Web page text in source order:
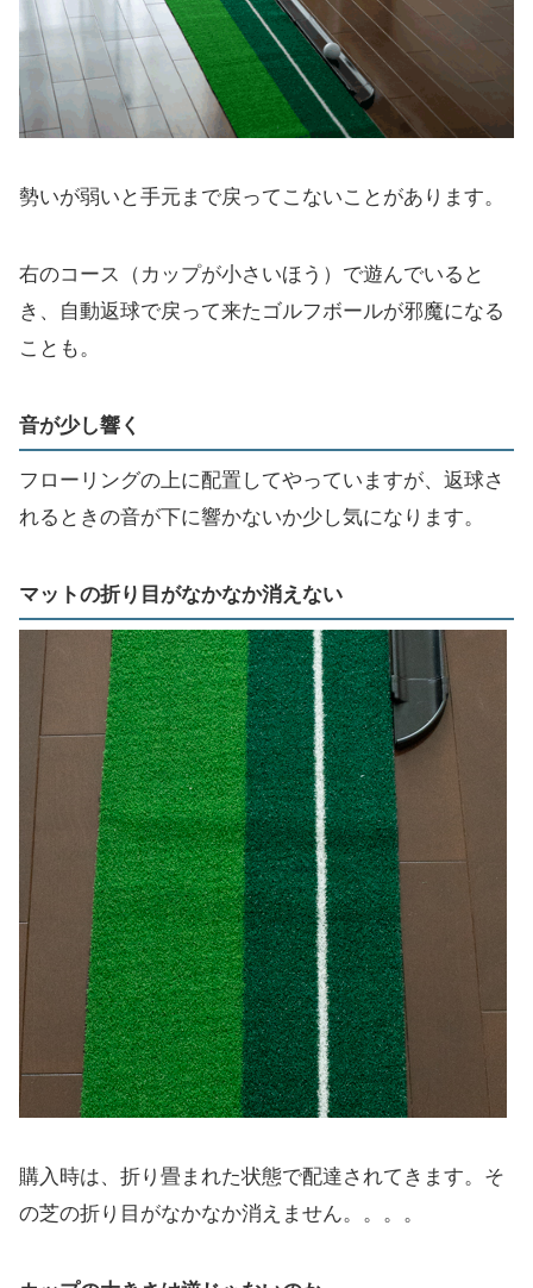
勢いが弱いと手元まで戻ってこないことがあります。
右のコース（カップが小さいほう）で遊んでいると
き、自動返球で戻って来たゴルフボールが邪魔になる
ことも。
音が少し響く
フローリングの上に配置してやっていますが、返球さ
れるときの音が下に響かないか少し気になります。
マットの折り目がなかなか消えない
購入時は、折り畳まれた状態で配達されてきます。そ
の芝の折り目がなかなか消えません。。。。